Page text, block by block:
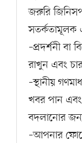
জরুরি
সতর্কতামূলক
–প্রদর্শনী
রাখুন এবং
–স্থানীয়
খবর পান এবং
বদলানোর
–আপনার